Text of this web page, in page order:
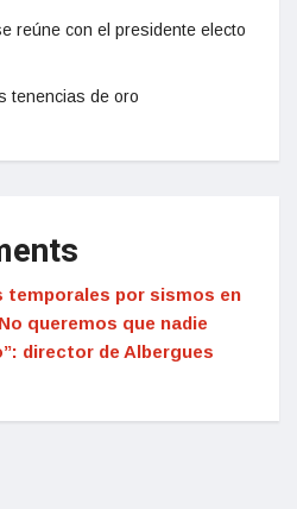
reúne con el presidente electo
tenencias de oro
temporales por sismos en
queremos que nadie
director de Albergues